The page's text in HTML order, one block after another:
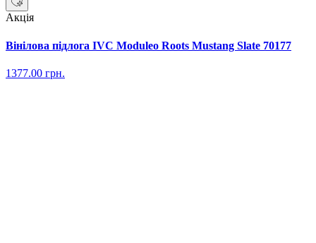
Акція
Вінілова підлога IVC Moduleo Roots Mustang Slate 70177
1377.00 грн.